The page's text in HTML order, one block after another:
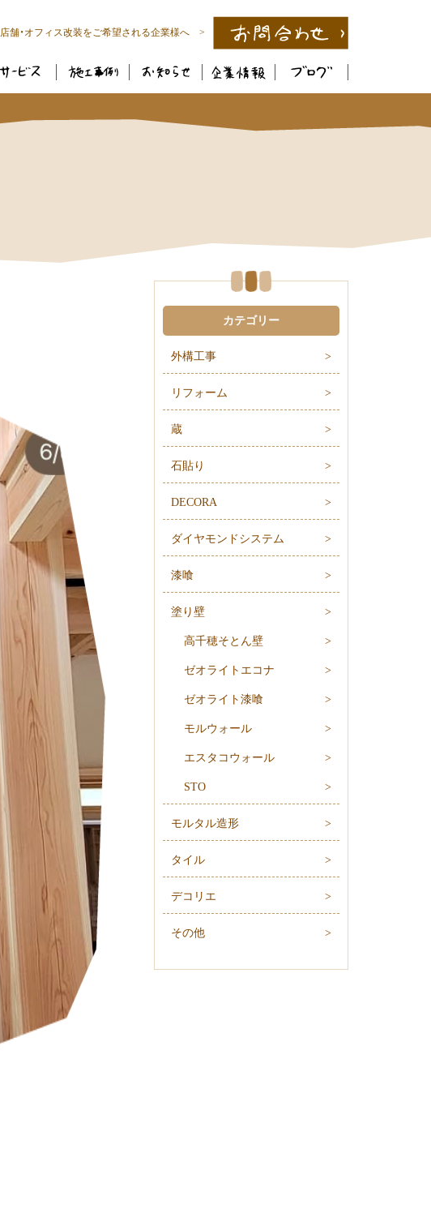
店舗・オフィス改装をご希望される企業様へ >
カテゴリー
外構工事
リフォーム
蔵
石貼り
DECORA
ダイヤモンドシステム
漆喰
塗り壁
高千穂そとん壁
ゼオライトエコナ
ゼオライト漆喰
モルウォール
エスタコウォール
STO
モルタル造形
タイル
デコリエ
その他